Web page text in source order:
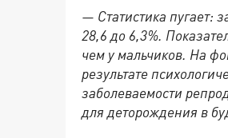
— Статистика пугает:
28,6 до 6,3%.
чем у мальчиков. На
результате
заболеваемости
для деторождения в